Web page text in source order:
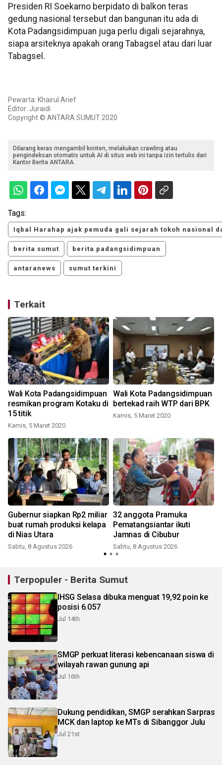
Presiden RI Soekarno berpidato di balkon teras
gedung nasional tersebut dan bangunan itu ada di
Kota Padangsidimpuan juga perlu digali sejarahnya,
siapa arsiteknya apakah orang Tabagsel atau dari luar
Tabagsel.
Pewarta: Khairul Arief
Editor: Juraidi
Copyright © ANTARA SUMUT 2020
Dilarang keras mengambil konten, melakukan crawling atau
pengindeksan otomatis untuk AI di situs web ini tanpa izin tertulis dari
Kantor Berita ANTARA.
Tags:
Iqbal Harahap ajak pemuda gali sejarah tokoh nasional
berita sumut berita padangsidimpuan
antaranews sumut terkini
Terkait
Wali Kota Padangsidimpuan
resmikan program Kotaku di
15 titik
Kamis, 5 Maret 2020
Wali Kota Padangsidimpuan
bertekad raih WTP dari BPK
Kamis, 5 Maret 2020
Gubernur siapkan Rp2 miliar
buat rumah produksi kelapa
di Nias Utara
Sabtu, 8 Agustus 2026
32 anggota Pramuka
Pematangsiantar ikuti
Jamnas di Cibubur
Sabtu, 8 Agustus 2026
Terpopuler - Berita Sumut
IHSG Selasa dibuka menguat 19,92 poin ke
posisi 6.057
Jul 14th
SMGP perkuat literasi kebencanaan siswa di
wilayah rawan gunung api
Jul 16th
Dukung pendidikan, SMGP serahkan Sarpras
MCK dan laptop ke MTs di Sibanggor Julu
Jul 21st